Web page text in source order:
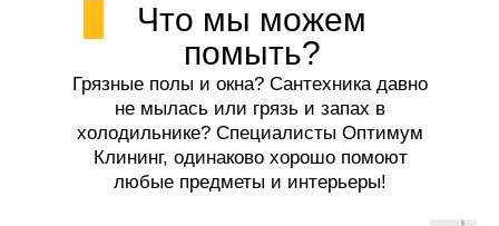
Что мы можем
помыть?
Грязные полы и окна? Сантехника давно
не мылась или грязь и запах в
холодильнике? Специалисты Оптимум
Клининг, одинаково хорошо помоют
любые предметы и интерьеры!